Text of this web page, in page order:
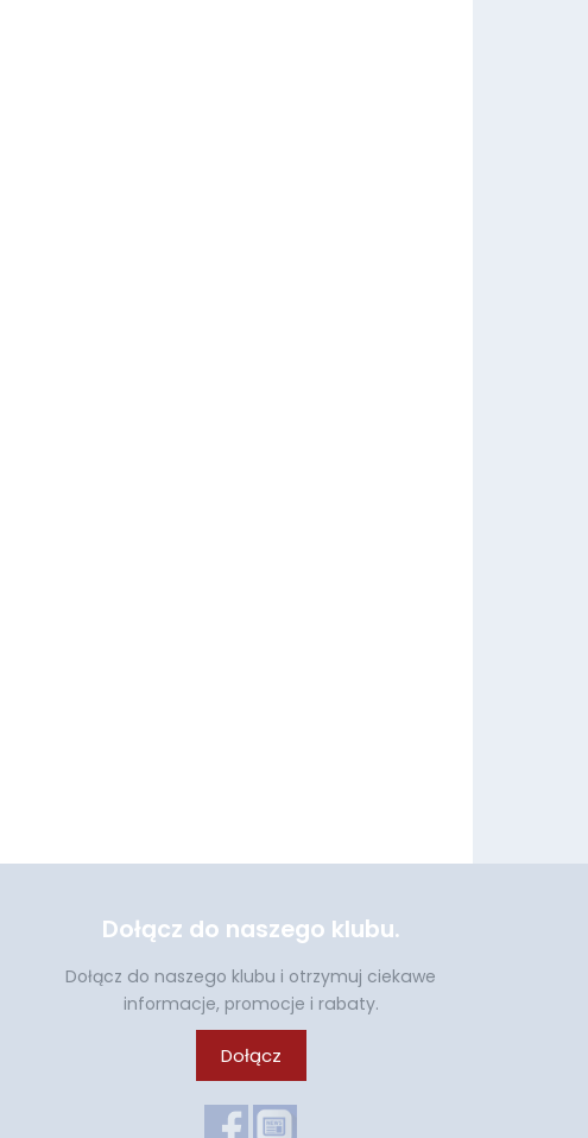
Dołącz do naszego klubu.
Dołącz do naszego klubu i otrzymuj ciekawe
informacje, promocje i rabaty.
Dołącz